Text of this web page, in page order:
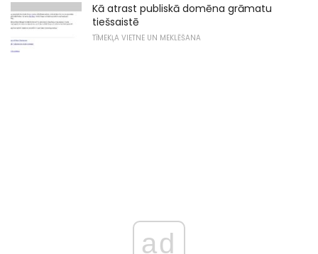
Kā atrast publiskā domēna grāmatu
tiešsaistē
TĪMEKĻA VIETNE UN MEKLĒŠANA
ad